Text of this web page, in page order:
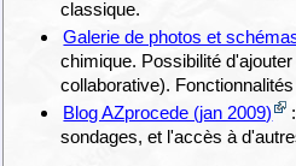
classique.
Galerie de photos et
chimique. Possibilité
collaborative).
Blog AZprocede (jan 2009)
sondages, et l'accès à